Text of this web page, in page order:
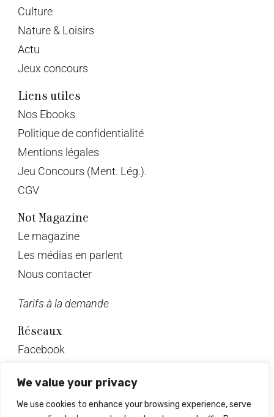
We value your privacy
We use cookies to enhance your browsing experience, serve
Culture
Nature & Loisirs
Actu
Jeux concours
Liens utiles
Nos Ebooks
Politique de confidentialité
Mentions légales
Jeu Concours (Ment. Lég.).
CGV
Not Magazine
Le magazine
Les médias en parlent
Nous contacter
Tarifs à la demande
Réseaux
Facebook
Instagram
Pinterest